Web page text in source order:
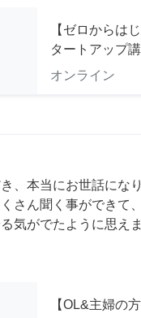
【ゼロからは
タートアップ
オンライン
、本当にお世話にな
さん聞く事ができて
気がでたように思え
【OL&主婦の